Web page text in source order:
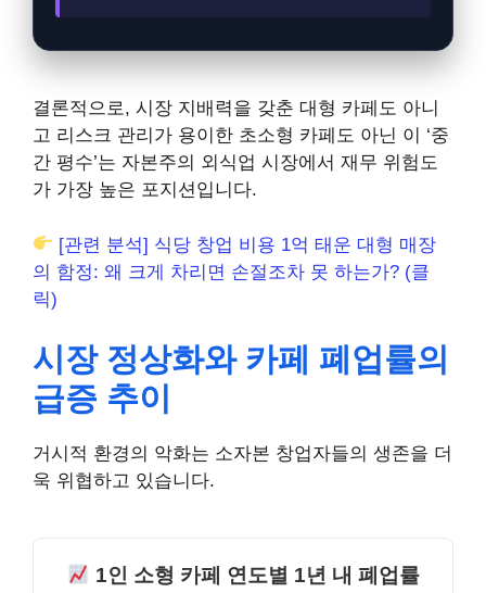
결론적으로, 시장 지배력을 갖춘 대형 카페도 아니
고 리스크 관리가 용이한 초소형 카페도 아닌 이 ‘중
간 평수’는 자본주의 외식업 시장에서 재무 위험도
가 가장 높은 포지션입니다.
[관련 분석] 식당 창업 비용 1억 태운 대형 매장
의 함정: 왜 크게 차리면 손절조차 못 하는가? (클
릭)
시장 정상화와 카페 폐업률의
급증 추이
거시적 환경의 악화는 소자본 창업자들의 생존을 더
욱 위협하고 있습니다.
1인 소형 카페 연도별 1년 내 폐업률